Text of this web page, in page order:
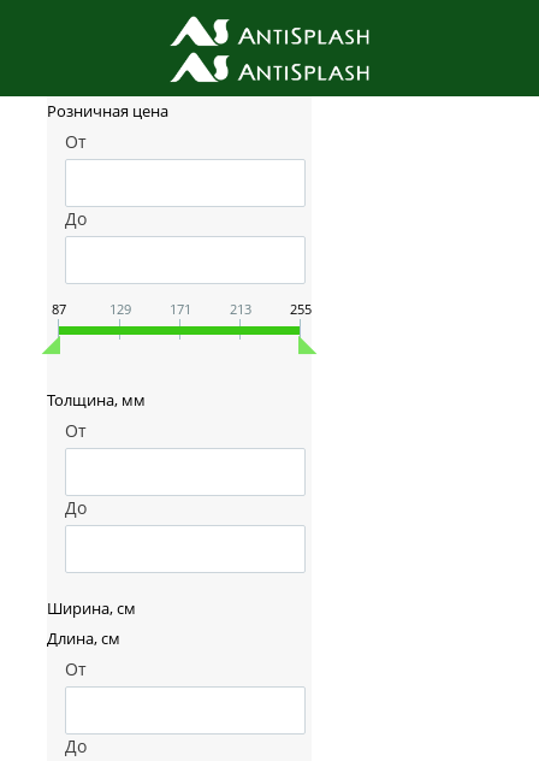
Фильтр товаров
Розничная цена
От
До
87 129 171 213 255
Толщина, мм
От
До
Ширина, см
Длина, см
От
До